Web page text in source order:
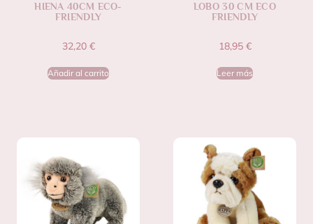
HIENA 40CM ECO-
FRIENDLY
32,20 €
Añadir al carrito
LOBO 30 CM ECO
FRIENDLY
18,95 €
Leer más